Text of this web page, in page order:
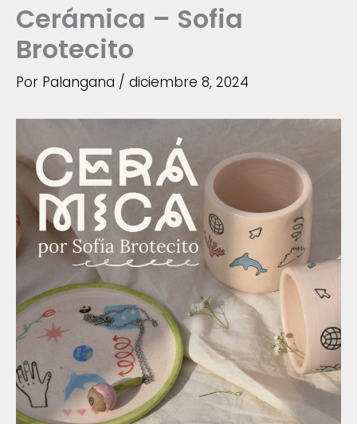
Cerámica – Sofia
Brotecito
Por Palangana / diciembre 8, 2024